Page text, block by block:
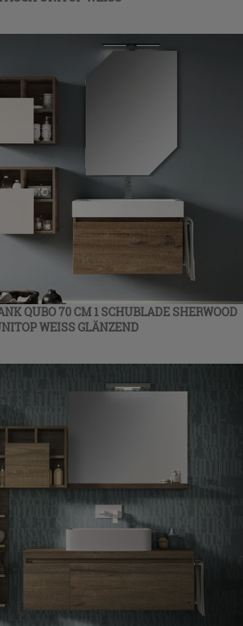
QUBO 70 CM 1 SCHUBLADE SHERWOOD
WEISS GLÄNZEND